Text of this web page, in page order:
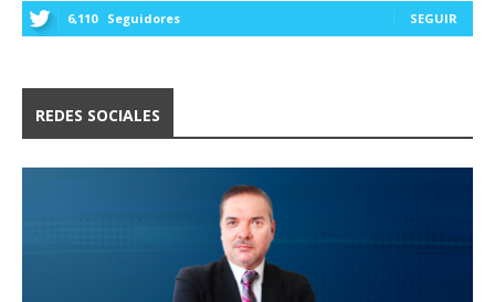
6,110 Seguidores SEGUIR
REDES SOCIALES